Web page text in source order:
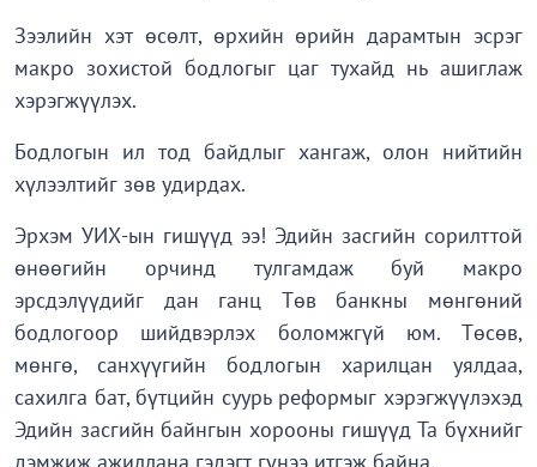
Зээлийн хэт өсөлт, өрхийн өрийн дарамтын эсрэг
макро зохистой бодлогыг цаг тухайд нь ашиглаж
хэрэгжүүлэх.
Бодлогын ил тод байдлыг хангаж, олон нийтийн
хүлээлтийг зөв удирдах.
Эрхэм УИХ-ын гишүүд ээ! Эдийн засгийн сорилттой
өнөөгийн орчинд тулгамдаж буй макро
эрсдэлүүдийг дан ганц Төв банкны мөнгөний
бодлогоор шийдвэрлэх боломжгүй юм. Төсөв,
мөнгө, санхүүгийн бодлогын харилцан уялдаа,
сахилга бат, бүтцийн суурь реформыг хэрэгжүүлэхэд
Эдийн засгийн байнгын хорооны гишүүд Та бүхнийг